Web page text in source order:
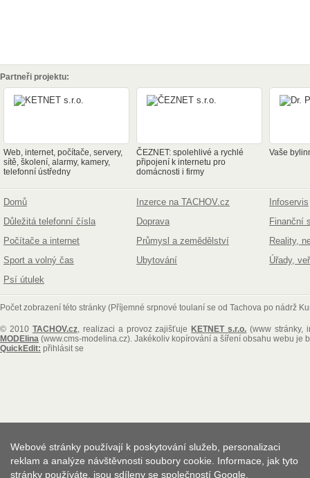
Partneři projektu:
Web, internet, počítače, servery,
sítě, školení, alarmy, kamery,
telefonní ústředny
ČEZNET: spolehlivé a rychlé
připojení k internetu pro
domácnosti i firmy
Vaše
Domů Inzerce na TACHOV.cz
Infoservis
Důležitá telefonní čísla
Doprava
Finanční
Počítače a internet
Průmysl a zemědělství
Reality,
Sport a volný čas
Ubytování
Úřady,
Psí útulek
Počet zobrazení této stránky (Příjemné srpnové toulaní se od Tachova po nádrž
© 2010 TACHOV.cz, realizaci a provoz zajišťuje KETNET s.r.o. (www stránky,
MODElina (www.cms-modelina.cz). Jakékoliv kopírování a šíření obsahu webu je
QuickEdit: přihlásit se
Webové stránky používají k poskytování služeb, personalizaci
reklam a analýze návštěvnosti soubory cookie. Informace, jak tyto
stránky používáte, jsou sdíleny se společností Google.